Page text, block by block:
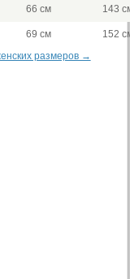
66 см 143
69 см
152
размеров →